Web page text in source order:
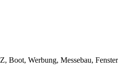
Boot, Werbung, Messebau,